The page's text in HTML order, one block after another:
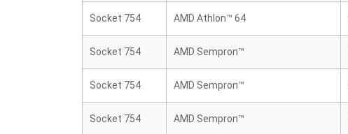
Socket 754 AMD Athlon™ 64
Socket 754 AMD Sempron™
Socket 754 AMD Sempron™
Socket 754 AMD Sempron™